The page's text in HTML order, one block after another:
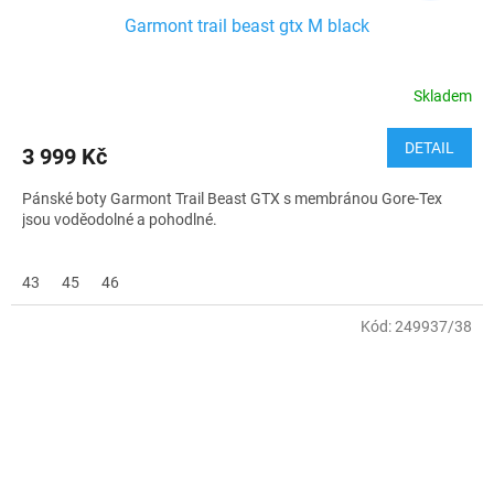
Garmont trail beast gtx M black
Skladem
3 999 Kč DETAIL
Pánské boty Garmont Trail Beast GTX s membránou Gore-Tex
jsou voděodolné a pohodlné.
43 45 46
Kód:249937/38